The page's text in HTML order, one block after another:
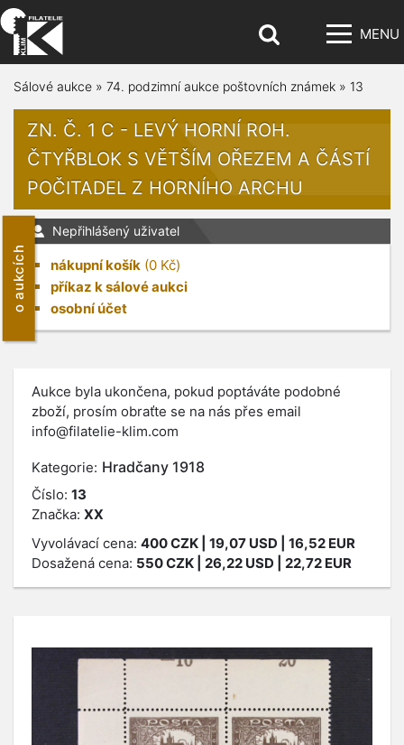
MENU
o aukcích
Sálové aukce » 74. podzimní aukce poštovních známek » 13
ZN. Č. 1 C - LEVÝ HORNÍ ROH.
ČTYŘBLOK S VĚTŠÍM OŘEZEM A ČÁSTÍ
POČITADEL Z HORNÍHO ARCHU
Nepřihlášený uživatel
nákupní košík (0 Kč)
příkaz k sálové aukci
osobní účet
Aukce byla ukončena, pokud poptáváte podobné
zboží, prosím obraťte se na nás přes email
info@filatelie-klim.com
Kategorie: Hradčany 1918
Číslo: 13
Značka: XX
Vyvolávací cena: 400CZK | 19,07 USD | 16,52 EUR
Dosažená cena: 550CZK | 26,22 USD | 22,72 EUR